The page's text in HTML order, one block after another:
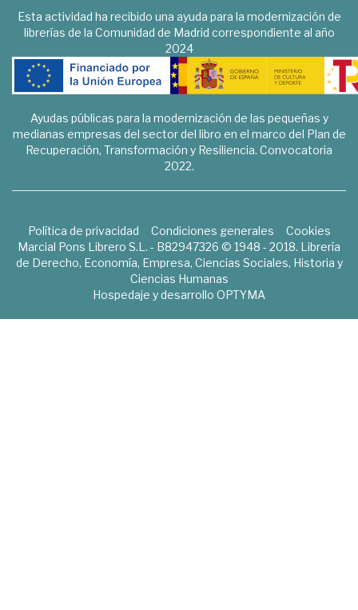
Esta actividad ha recibido una ayuda para la modernización de
librerías de la Comunidad de Madrid correspondiente al año
2024
Ayudas públicas para la modernización de las pequeñas y
medianas empresas del sector del libro en el marco del Plan de
Recuperación, Transformación y Resiliencia. Convocatoria
2022.
Política de privacidad Condiciones generales
Cookies
Marcial Pons Librero S.L. - B82947326 © 1948 - 2018. Librería
de Derecho, Economía, Empresa, Ciencias Sociales, Historia y
Ciencias Humanas
Hospedaje y desarrollo OPTYMA